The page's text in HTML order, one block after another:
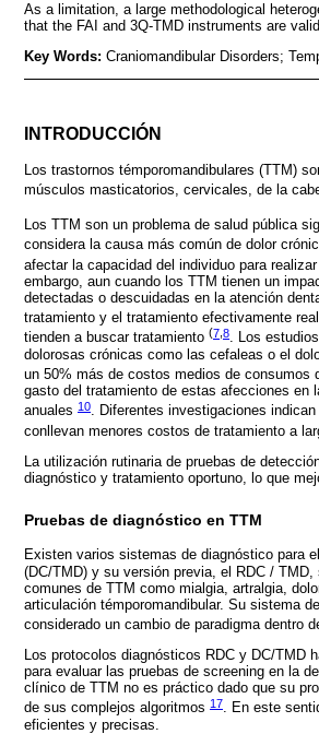
As a limitation, a large methodological
that the FAI and 3Q-TMD instruments are
Key Words: Craniomandibular Disorders;
INTRODUCCIÓN
Los trastornos témporomandibulares (TTM)
músculos masticatorios, cervicales, de la
Los TTM son un problema de salud pública
considera la causa más común de dolor
afectar la capacidad del individuo para
embargo, aun cuando los TTM tienen un
detectadas o descuidadas en la atención
tratamiento y el tratamiento efectivamente
tienden a buscar tratamiento (7,8. Los
dolorosas crónicas como las cefaleas o el
un 50% más de costos medios de consumos
gasto del tratamiento de estas afecciones en
anuales 10. Diferentes investigaciones
conllevan menores costos de tratamiento a
La utilización rutinaria de pruebas de
diagnóstico y tratamiento oportuno, lo que
Pruebas de diagnóstico en TTM
Existen varios sistemas de diagnóstico para
(DC/TMD) y su versión previa, el RDC /
comunes de TTM como mialgia, artralgia,
articulación témporomandibular. Su sistema
considerado un cambio de paradigma dentro
Los protocolos diagnósticos RDC y DC/TMD
para evaluar las pruebas de screening en la
clínico de TTM no es práctico dado que su
de sus complejos algoritmos 17. En este
eficientes y precisas.